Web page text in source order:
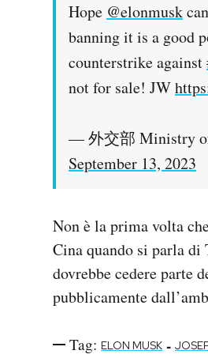
Hope @elonmusk
banning it is a good
counterstrike against
not for sale! JW
— 外交部 Ministry
September 13, 2023
Non è la prima volta
Cina quando si parla di
dovrebbe cedere parte
pubblicamente
Tag: ELON MUSK -